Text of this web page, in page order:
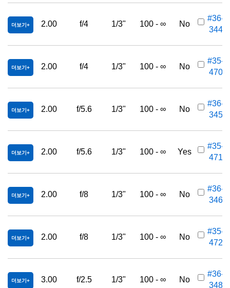
더보기 2.00 f/4 1/3" 100 - ∞ No
#36-
344
더보기 2.00 f/4 1/3" 100 - ∞ No
#35-
470
더보기 2.00 f/5.6 1/3" 100 - ∞ No
#36-
345
더보기 2.00 f/5.6 1/3" 100 - ∞ Yes
#35-
471
더보기 2.00 f/8 1/3" 100 - ∞ No
#36-
346
더보기 2.00 f/8 1/3" 100 - ∞ No
#35-
472
더보기 3.00 f/2.5 1/3" 100 - ∞ No
#36-
348